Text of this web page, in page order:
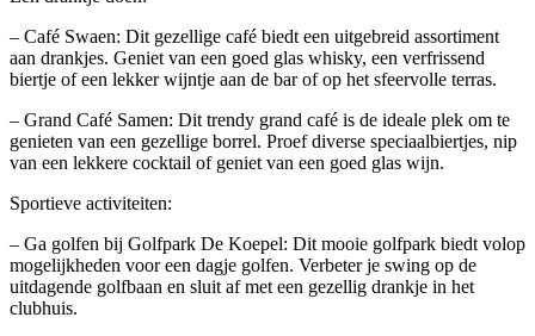
– Café Swaen: Dit gezellige café biedt een uitgebreid assortiment
aan drankjes. Geniet van een goed glas whisky, een verfrissend
biertje of een lekker wijntje aan de bar of op het sfeervolle terras.
– Grand Café Samen: Dit trendy grand café is de ideale plek om te
genieten van een gezellige borrel. Proef diverse speciaalbiertjes, nip
van een lekkere cocktail of geniet van een goed glas wijn.
Sportieve activiteiten:
– Ga golfen bij Golfpark De Koepel: Dit mooie golfpark biedt volop
mogelijkheden voor een dagje golfen. Verbeter je swing op de
uitdagende golfbaan en sluit af met een gezellig drankje in het
clubhuis.